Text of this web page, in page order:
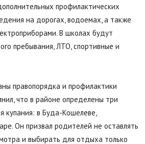
профилактических
на дорогах, водоемах, а также
В школах будут
пребывания, ЛТО, спортивные и
правопорядка и профилактики
что в районе определены три
купания: в Буда-Кошелеве,
Он призвал родителей не оставлять
и выбирать для отдыха только